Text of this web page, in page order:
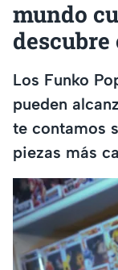
mundo
descubre
Los Funko
pueden
te contamos
piezas más